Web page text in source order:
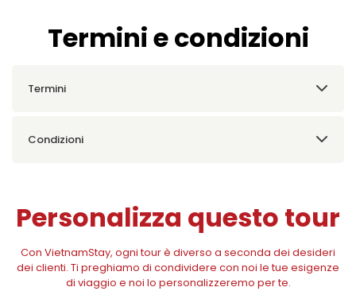
Termini e condizioni
Termini
Condizioni
Personalizza questo tour
Con VietnamStay, ogni tour è diverso a seconda dei desideri
dei clienti. Ti preghiamo di condividere con noi le tue esigenze
di viaggio e noi lo personalizzeremo per te.